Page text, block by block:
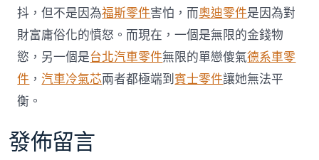
抖，但不是因為福斯零件害怕，而奧迪零件是因為對
財富庸俗化的憤怒。而現在，一個是無限的金錢物
慾，另一個是台北汽車零件無限的單戀傻氣德系車零
件 ，汽車冷氣芯兩者都極端到賓士零件讓她無法平
衡。
發佈留言